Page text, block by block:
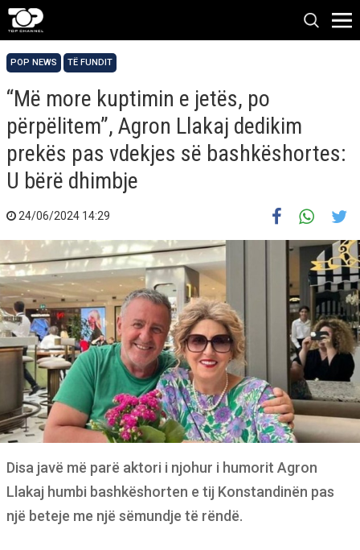
POP NEWS TË FUNDIT
“Më more kuptimin e jetës, po
përpëlitem”, Agron Llakaj dedikim
prekës pas vdekjes së bashkëshortes:
U bërë dhimbje
24/06/2024 14:29
Disa javë më parë aktori i njohur i humorit Agron
Llakaj humbi bashkëshorten e tij Konstandinën pas
një beteje me një sëmundje të rëndë.